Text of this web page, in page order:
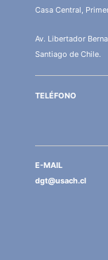
Casa Central,
Av. Libertador
Santiago de Chile.
TELÉFONO
E-MAIL
dgt@usach.cl